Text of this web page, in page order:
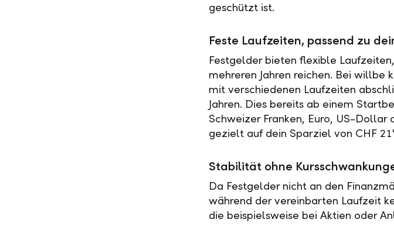
geschützt ist.
Feste Laufzeiten, passend zu
Festgelder bieten flexible
mehreren Jahren reichen. Bei
mit verschiedenen Laufzeiten
Jahren. Dies bereits ab einem
Schweizer Franken, Euro, US-Dollar
gezielt auf dein Sparziel von CHF
Stabilität ohne
Da Festgelder nicht an den
während der vereinbarten Laufzeit
die beispielsweise bei Aktien oder